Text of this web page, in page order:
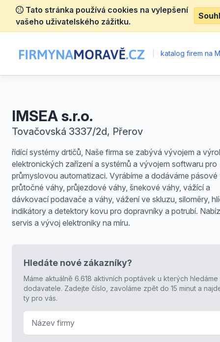
Tato stránka používá cookies na vylepšení
vašeho uživatelského zážitku.
katalog firem na
IMSEA s.r.o.
Tovačovská 3337/2d, Přerov
řídící systémy drtičů, Naše firma se zabývá vývojem a
elektronických zařízení a systémů a vývojem softwaru pro
průmyslovou automatizaci. Vyrábíme a dodáváme pásové
průtočné váhy, průjezdové váhy, šnekové váhy, vážící a
dávkovací podavače a váhy, vážení ve skluzu, siloměry,
indikátory a detektory kovu pro dopravníky a potrubí.
servis a vývoj elektroniky na míru.
Hledáte nové zákazníky?
Máme aktuálně 6.618 aktivních poptávek u kterých hledáme
dodavatele. Zadejte číslo, zavoláme zpět do 15 minut a
ty pro vás.